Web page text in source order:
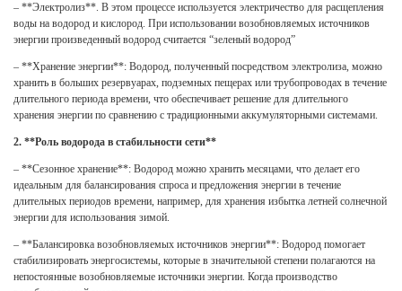
– **Электролиз**. В этом процессе используется электричество для расщепления
воды на водород и кислород. При использовании возобновляемых источников
энергии произведенный водород считается “зеленый водород”
– **Хранение энергии**: Водород, полученный посредством электролиза, можно
хранить в больших резервуарах, подземных пещерах или трубопроводах в течение
длительного периода времени, что обеспечивает решение для длительного
хранения энергии по сравнению с традиционными аккумуляторными системами.
2. **Роль водорода в стабильности сети**
– **Сезонное хранение**: Водород можно хранить месяцами, что делает его
идеальным для балансирования спроса и предложения энергии в течение
длительных периодов времени, например, для хранения избытка летней солнечной
энергии для использования зимой.
– **Балансировка возобновляемых источников энергии**: Водород помогает
стабилизировать энергосистемы, которые в значительной степени полагаются на
непостоянные возобновляемые источники энергии. Когда производство